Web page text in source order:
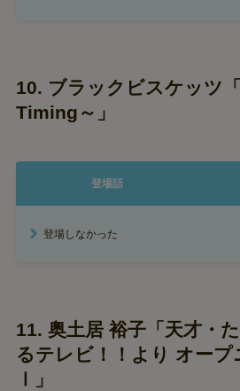
10. ブラックビスケッツ
Timing～」
登場話
登場しなかった
11. 奥土居 裕子「天才・
るテレビ！！より オープ
Ⅰ」